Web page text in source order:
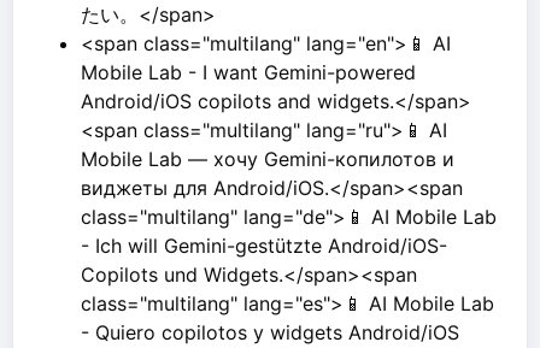
たい。</span>
<span class="multilang" lang="en">📱 AI
Mobile Lab - I want Gemini-powered
Android/iOS copilots and widgets.</span>
<span class="multilang" lang="ru">📱 AI
Mobile Lab — хочу Gemini-копилотов и
виджеты для Android/iOS.</span><span
class="multilang" lang="de">📱 AI Mobile Lab
- Ich will Gemini-gestützte Android/iOS-
Copilots und Widgets.</span><span
class="multilang" lang="es">📱 AI Mobile Lab
- Quiero copilotos y widgets Android/iOS